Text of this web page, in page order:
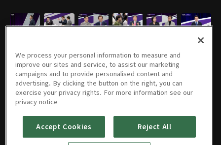
1143회
1142회
03/30/2026 • 1시간 8분
1141회 1140회 1139회 1138회 1137회
We process your personal information to measure and
improve our sites and service, to assist our marketing
campaigns and to provide personalised content and
advertising. By clicking the button on the right, you can
exercise your privacy rights. For more information see our
privacy notice
Accept Cookies Reject All